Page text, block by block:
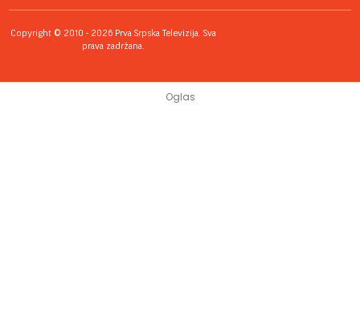
Copyright © 2010 - 2026 Prva Srpska Televizija. Sva
prava zadržana.